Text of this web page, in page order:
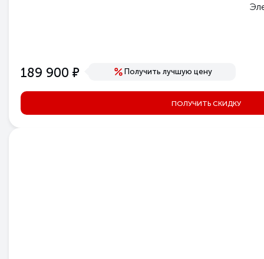
189 900 е Получить лучшую цену
ПОЛУЧИТЬ СКИДКУ